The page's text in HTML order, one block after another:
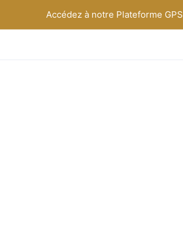
Accédez à notre Plateforme GPS